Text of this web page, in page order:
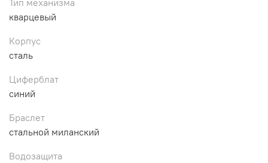
кварцевый
Корпус
сталь
Циферблат
синий
Браслет
стальной миланский
Водозащита